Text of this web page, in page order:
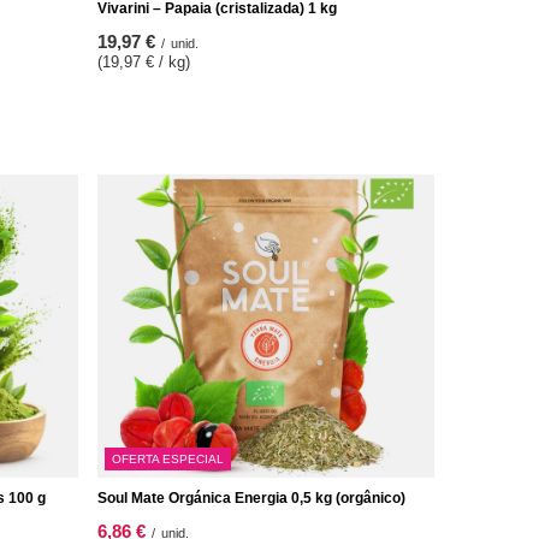
Vivarini – Papaia (cristalizada) 1 kg
19,97 € / unid.
(19,97 € / kg)
100 g
OFERTA ESPECIAL
Soul Mate Orgánica Energia 0,5 kg (orgânico)
6,86 € / unid.